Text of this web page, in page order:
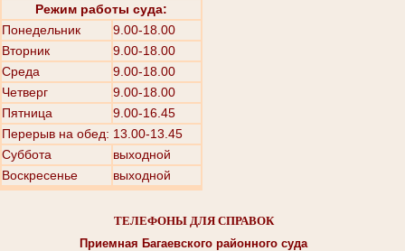
Режим работы суда:
Понедельник
9.00-18.00
Вторник
9.00-18.00
Среда
9.00-18.00
Четверг
9.00-18.00
Пятница
9.00-16.45
Перерыв на обед: 13.00-13.45
Суббота
выходной
Воскресенье
выходной
ТЕЛЕФОНЫ ДЛЯ СПРАВОК
Приемная Багаевского районного суда